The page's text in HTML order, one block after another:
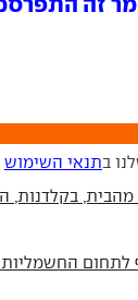
בתנאי השימוש